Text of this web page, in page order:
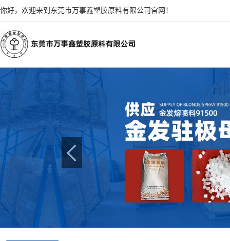
你好，欢迎来到东莞市万事鑫塑胶原料有限公司官网！